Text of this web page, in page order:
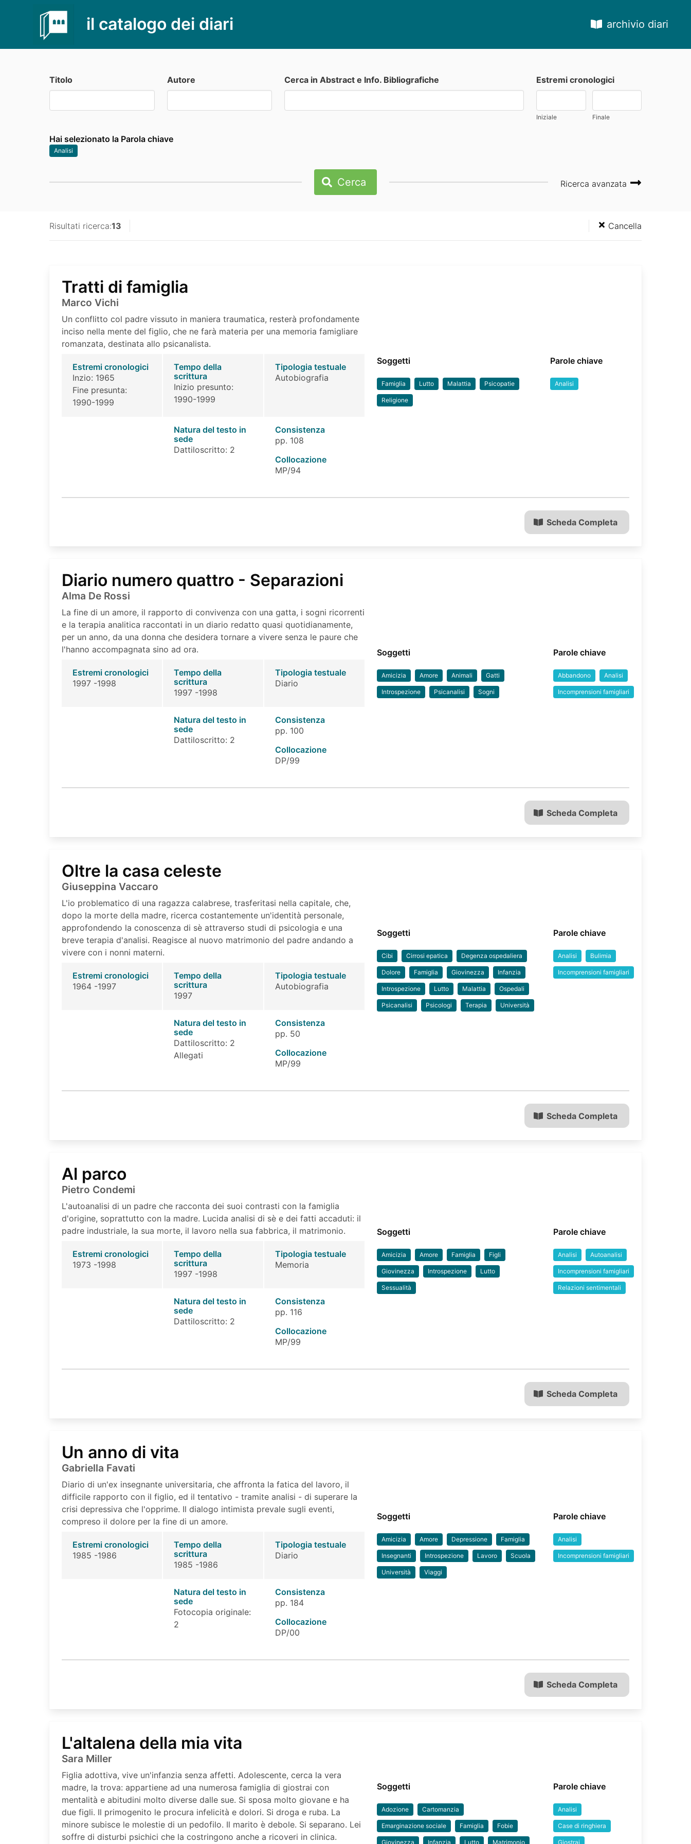
il catalogo dei diari archivio diari
Titolo Autore Cerca in Abstract e Info. Bibliografiche Estremi cronologici
Iniziale Finale
Hai selezionato la Parola chiave
Analisi
Cerca Ricerca avanzata
Risultati ricerca:13 Cancella
Tratti di famiglia
Marco Vichi
Un conflitto col padre vissuto in maniera traumatica, resterà profondamente
inciso nella mente del figlio, che ne farà materia per una memoria famigliare
romanzata, destinata allo psicanalista.
Estremi cronologici
Inzio: 1965
Fine presunta:
1990-1999
Tempo della
scrittura
Inizio presunto:
1990-1999
Tipologia testuale
Autobiografia
Natura del testo in
sede
Dattiloscritto: 2
Consistenza
pp. 108
Collocazione
MP/94
Soggetti
Famiglia Lutto Malattia Psicopatie
Religione
Parole chiave
Analisi
Scheda Completa
Diario numero quattro - Separazioni
Alma De Rossi
La fine di un amore, il rapporto di convivenza con una gatta, i sogni ricorrenti
e la terapia analitica raccontati in un diario redatto quasi quotidianamente,
per un anno, da una donna che desidera tornare a vivere senza le paure che
l'hanno accompagnata sino ad ora.
Estremi cronologici
1997 -1998
Tempo della
scrittura
1997 -1998
Tipologia testuale
Diario
Natura del testo in
sede
Dattiloscritto: 2
Consistenza
pp. 100
Collocazione
DP/99
Soggetti
Amicizia Amore Animali Gatti
Introspezione Psicanalisi Sogni
Parole chiave
Abbandono Analisi
Incomprensioni famigliari
Scheda Completa
Oltre la casa celeste
Giuseppina Vaccaro
L'io problematico di una ragazza calabrese, trasferitasi nella capitale, che,
dopo la morte della madre, ricerca costantemente un'identità personale,
approfondendo la conoscenza di sè attraverso studi di psicologia e una
breve terapia d'analisi. Reagisce al nuovo matrimonio del padre andando a
vivere con i nonni materni.
Estremi cronologici
1964 -1997
Tempo della
scrittura
1997
Tipologia testuale
Autobiografia
Natura del testo in
sede
Dattiloscritto: 2
Allegati
Consistenza
pp. 50
Collocazione
MP/99
Soggetti
Cibi Cirrosi epatica Degenza ospedaliera
Dolore Famiglia Giovinezza Infanzia
Introspezione Lutto Malattia Ospedali
Psicanalisi Psicologi Terapia Università
Parole chiave
Analisi Bulimia
Incomprensioni famigliari
Scheda Completa
Al parco
Pietro Condemi
L'autoanalisi di un padre che racconta dei suoi contrasti con la famiglia
d'origine, soprattutto con la madre. Lucida analisi di sè e dei fatti accaduti: il
padre industriale, la sua morte, il lavoro nella sua fabbrica, il matrimonio.
Estremi cronologici
1973 -1998
Tempo della
scrittura
1997 -1998
Tipologia testuale
Memoria
Natura del testo in
sede
Dattiloscritto: 2
Consistenza
pp. 116
Collocazione
MP/99
Soggetti
Amicizia Amore Famiglia Figli
Giovinezza Introspezione Lutto
Sessualità
Parole chiave
Analisi Autoanalisi
Incomprensioni famigliari
Relazioni sentimentali
Scheda Completa
Un anno di vita
Gabriella Favati
Diario di un'ex insegnante universitaria, che affronta la fatica del lavoro, il
difficile rapporto con il figlio, ed il tentativo - tramite analisi - di superare la
crisi depressiva che l'opprime. Il dialogo intimista prevale sugli eventi,
compreso il dolore per la fine di un amore.
Estremi cronologici
1985 -1986
Tempo della
scrittura
1985 -1986
Tipologia testuale
Diario
Natura del testo in
sede
Fotocopia originale:
2
Consistenza
pp. 184
Collocazione
DP/00
Soggetti
Amicizia Amore Depressione Famiglia
Insegnanti Introspezione Lavoro Scuola
Università Viaggi
Parole chiave
Analisi
Incomprensioni famigliari
Scheda Completa
L'altalena della mia vita
Sara Miller
Figlia adottiva, vive un'infanzia senza affetti. Adolescente, cerca la vera
madre, la trova: appartiene ad una numerosa famiglia di giostrai con
mentalità e abitudini molto diverse dalle sue. Si sposa molto giovane e ha
due figli. Il primogenito le procura infelicità e dolori. Si droga e ruba. La
minore subisce le molestie di un pedofilo. Il marito è debole. Si separano. Lei
soffre di disturbi psichici che la costringono anche a ricoveri in clinica.
Soggetti
Adozione Cartomanzia
Emarginazione sociale Famiglia Fobie
Giovinezza Infanzia Lutto Matrimonio
Parole chiave
Analisi
Case di ringhiera
Giostrai